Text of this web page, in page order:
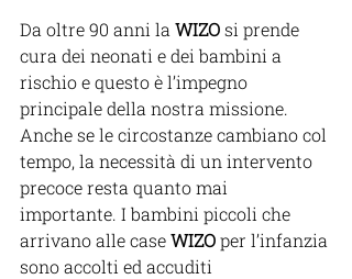
Da oltre 90 anni la WIZO si prende
cura dei neonati e dei bambini a
rischio e questo è l’impegno
principale della nostra missione.
Anche se le circostanze cambiano col
tempo, la necessità di un intervento
precoce resta quanto mai
importante. I bambini piccoli che
arrivano alle case WIZO per l’infanzia
sono accolti ed accuditi